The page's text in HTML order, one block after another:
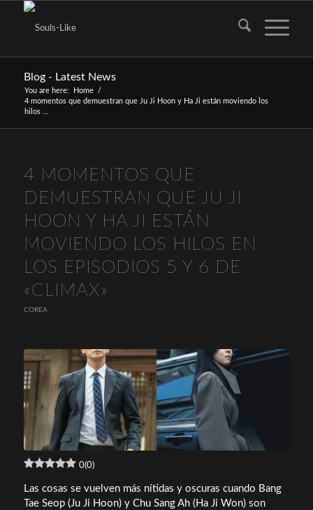
Blog - Latest News
You are here: Home
/
4 momentos que demuestran que Ju Ji Hoon y Ha Ji están moviendo los
hilos ...
4 MOMENTOS QUE
DEMUESTRAN QUE JU JI
HOON Y HA JI ESTÁN
MOVIENDO LOS HILOS EN
LOS EPISODIOS 5 Y 6 DE
«CLIMAX»
COREA
0(0)
Las cosas se vuelven más nítidas y oscuras cuando Bang
Tae Seop (Ju Ji Hoon) y Chu Sang Ah (Ha Ji Won) son